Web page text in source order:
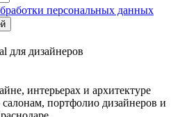
персональных данных
для дизайнеров
интерьерах и архитектуре
портфолио дизайнеров и